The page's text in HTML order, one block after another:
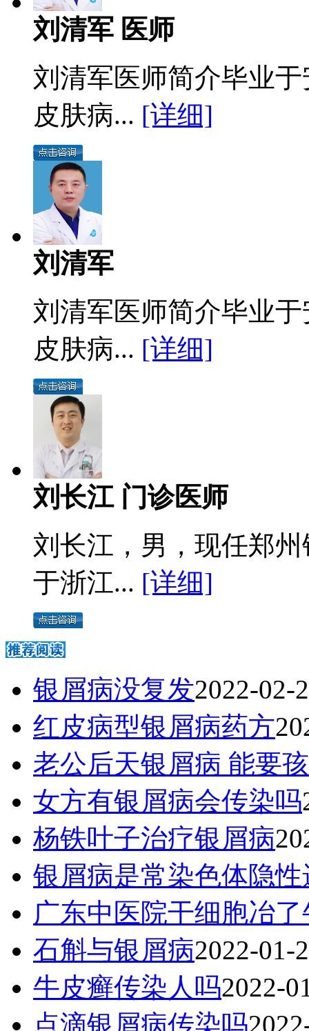
刘清军 医师
刘清军医师简介毕业
皮肤病... [详细]
刘清军
刘清军医师简介毕业
皮肤病... [详细]
刘长江 门诊医师
刘长江，男，现任郑
于浙江... [详细]
银屑病没复发2022-02-
红皮病型银屑病药方
老公后天银屑病 能要
女方有银屑病会传染吗
杨铁叶子治疗银屑病
银屑病是常染色体隐性
广东中医院干细胞冶
石斛与银屑病2022-01-
牛皮癣传染人吗2022-
点滴银屑病传染吗